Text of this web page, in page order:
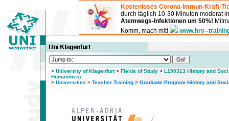
Kostenloses Corona-Immun-Kraft-
durch täglich 10-30 Minuten moderat
Atemwegs-Infektionen um 50%!
Komm, mach mit!
www.hrv--
> University of Klagenfurt> Fields of Study > L190313 History and
Humanities)
> Universities > Teacher Training > Graduate Program History and